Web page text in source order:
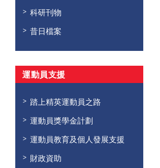
科研刊物
昔日檔案
運動員支援
踏上精英運動員之路
運動員獎學金計劃
運動員教育及個人發展支援
財政資助